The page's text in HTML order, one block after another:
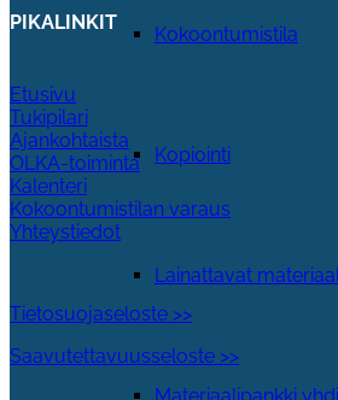
Kokoontumistila
Kopiointi
Lainattavat
PIKALINKIT
Etusivu
Tukipilari
Ajankohtaista
OLKA-toiminta
Kalenteri
Kokoontumistilan varaus
Yhteystiedot
Tietosuojaseloste >>
Saavutettavuusseloste >>